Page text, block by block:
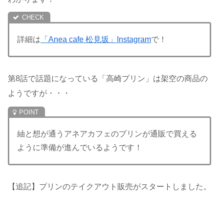
詳細は 「Anea cafe 松見坂」Instagramで！
第8話で話題になっている「高崎プリン」は架空の商品の
ようですが・・・
紬と想が通うアネアカフェのプリンが通販で買える
ように準備が進んでいるようです！
【追記】プリンのテイクアウト販売がスタートしました。